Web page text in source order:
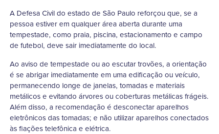
A Defesa Civil do estado de São Paulo reforçou que, se a
pessoa estiver em qualquer área aberta durante uma
tempestade, como praia, piscina, estacionamento e campo
de futebol, deve sair imediatamente do local.
Ao aviso de tempestade ou ao escutar trovões, a orientação
é se abrigar imediatamente em uma edificação ou veículo,
permanecendo longe de janelas, tomadas e materiais
metálicos e evitando árvores ou coberturas metálicas frágeis.
Além disso, a recomendação é desconectar aparelhos
eletrônicos das tomadas; e não utilizar aparelhos conectados
às fiações telefônica e elétrica.